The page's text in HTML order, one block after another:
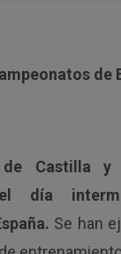
de
de Castilla
día
Se han